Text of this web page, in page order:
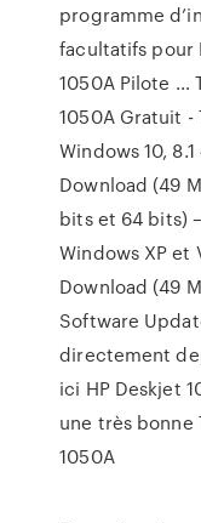
programme
facultatifs pour
1050A Pilote …
1050A Gratuit -
Windows 10,
Download (49
bits et 64 bits)
Windows XP et
Download (49
Software
directement
ici HP Deskjet
une très bonne
1050A